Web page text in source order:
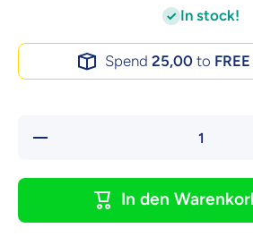
In stock!
Spend 25,00to
Verringere die
- 2,5 cl - 10
In den